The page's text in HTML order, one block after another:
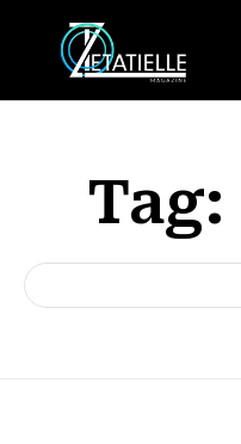
Tag: